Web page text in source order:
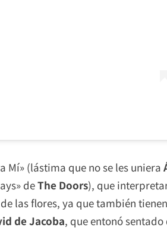
Mí» (lástima que no se les uniera
deThe Doors), que
las flores, ya que también
de Jacoba, que entonó